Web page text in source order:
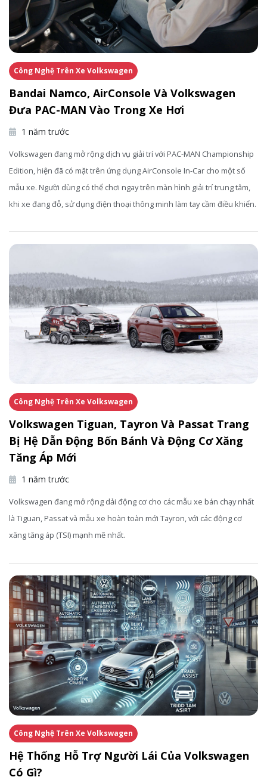
Công Nghệ Trên Xe Volkswagen
Bandai Namco, AirConsole Và Volkswagen
Đưa PAC-MAN Vào Trong Xe Hơi
1 năm trước
Volkswagen đang mở rộng dịch vụ giải trí với PAC-MAN Championship
Edition, hiện đã có mặt trên ứng dụng AirConsole In-Car cho một số
mẫu xe. Người dùng có thể chơi ngay trên màn hình giải trí trung tâm,
khi xe đang đỗ, sử dụng điện thoại thông minh làm tay cầm điều khiển.
Công Nghệ Trên Xe Volkswagen
Volkswagen Tiguan, Tayron Và Passat Trang
Bị Hệ Dẫn Động Bốn Bánh Và Động Cơ Xăng
Tăng Áp Mới
1 năm trước
Volkswagen đang mở rộng dải động cơ cho các mẫu xe bán chạy nhất
là Tiguan, Passat và mẫu xe hoàn toàn mới Tayron, với các động cơ
xăng tăng áp (TSI) mạnh mẽ nhất.
Công Nghệ Trên Xe Volkswagen
Hệ Thống Hỗ Trợ Người Lái Của Volkswagen
Có Gì?